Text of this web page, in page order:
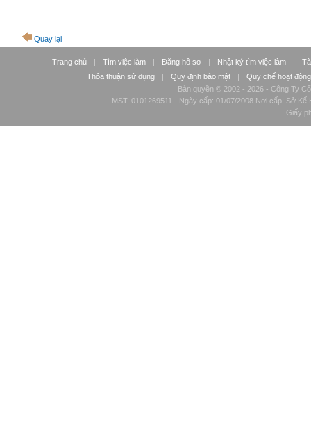
Quay lại
Trang chủ | Tìm việc làm | Đăng hồ sơ | Nhật ký tìm việc làm |
Thỏa thuận sử dụng
| Quy định bảo mật |
Quy chế hoạt động
Bản quyền © 2002 - 2026 - Công Ty
MST: 0101269511 - Ngày cấp: 01/07/2008 Nơi cấp: Sở
Giấy